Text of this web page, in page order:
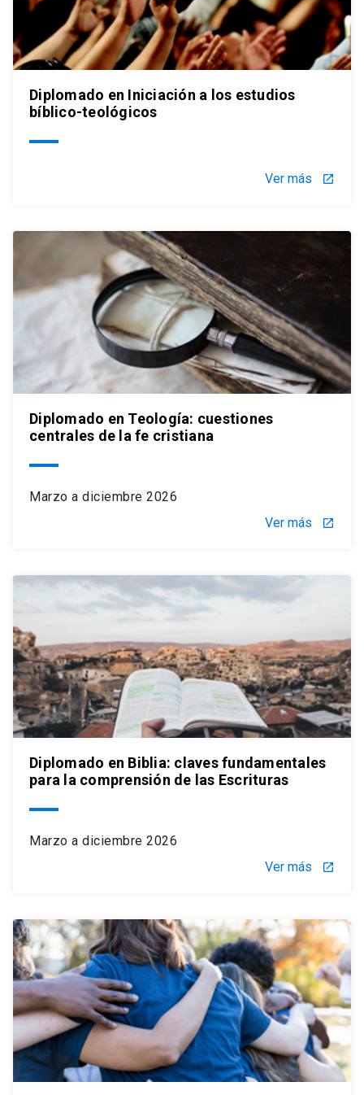
Diplomado en Iniciación a los estudios
bíblico-teológicos
Ver más launch
Diplomado en Teología: cuestiones
centrales de la fe cristiana
Marzo a diciembre 2026
Ver más
launch
Diplomado en Biblia: claves fundamentales
para la comprensión de las Escrituras
Marzo a diciembre 2026
Ver más
launch